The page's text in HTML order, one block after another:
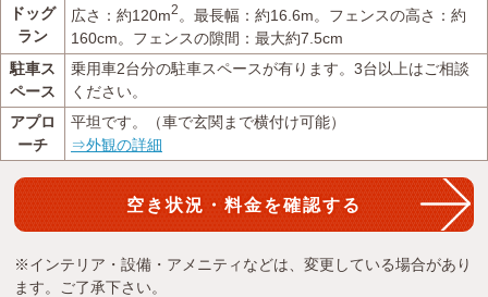
ドッグ
ラン
広さ：約120m2 。最長幅：約16.6m。フェンスの高さ：約
160cm。フェンスの隙間：最大約7.5cm
駐車ス
ペース
乗用車2台分の駐車スペースが有ります。3台以上はご相談
ください。
アプロ
ーチ
平坦です。（車で玄関まで横付け可能）
⇒外観の詳細
空き状況・料金を確認する
※インテリア・設備・アメニティなどは、変更している場合があり
ます。ご了承下さい。